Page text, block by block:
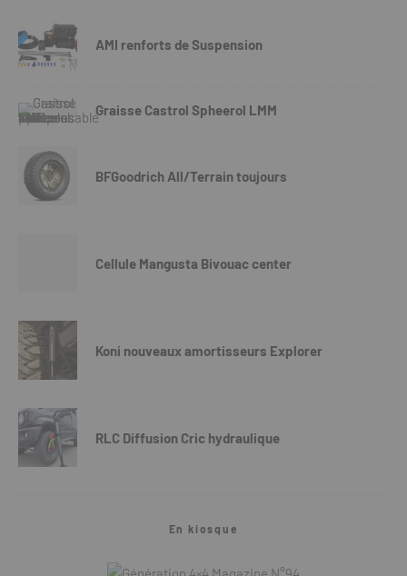
AMI renforts de Suspension
Graisse Castrol Spheerol LMM
BFGoodrich All/Terrain toujours
Cellule Mangusta Bivouac center
Koni nouveaux amortisseurs Explorer
RLC Diffusion Cric hydraulique
En kiosque